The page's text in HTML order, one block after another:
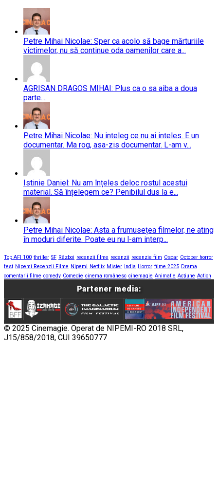
Petre Mihai Nicolae: Sper ca acolo să bage mărturiile
victimelor, nu să continue oda oamenilor care a...
AGRISAN DRAGOS MIHAI: Plus ca o sa aiba a doua
parte....
Petre Mihai Nicolae: Nu inteleg ce nu ai inteles. E un
documentar. Ma rog, asa-zis documentar. L-am v...
Istinie Daniel: Nu am înțeles deloc rostul acestui
material. Să înțelegem ce? Penibilul dus la e...
Petre Mihai Nicolae: Asta a frumusețea filmelor, ne ating
în moduri diferite. Poate eu nu l-am interp...
Top AFI 100 thriller SF Război recenzii filme recenzii recenzie film Oscar October horror
fest Nipemi Recenzii Filme Nipemi Netflix Mister India Horror filme 2025 Drama
comentarii filme comedy Comedie cinema românesc cinemagie Animatie Acțiune Action
Partener media:
© 2025 Cinemagie. Operat de NIPEMI-RO 2018 SRL,
J15/858/2018, CUI 39650777